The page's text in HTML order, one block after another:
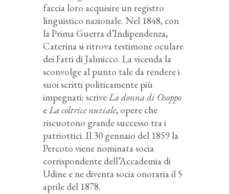
faccia loro acquisire un registro
linguistico nazionale. Nel 1848, con
la Prima Guerra d’Indipendenza,
Caterina si ritrova testimone oculare
dei Fatti di Jalmicco. La vicenda la
sconvolge al punto tale da rendere i
suoi scritti politicamente più
impegnati: scriveLa donna di Osoppo
eLa coltrice nuziale, opere che
riscuotono grande successo tra i
patriottici. Il 30 gennaio del 1859 la
Percoto viene nominata socia
corrispondente dell’Accademia di
Udine e ne diventa socia onoraria il 5
aprile del 1878.